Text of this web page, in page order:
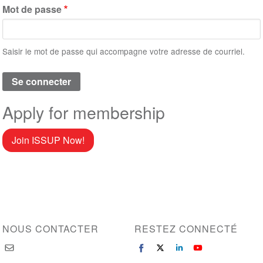
Mot de passe
Saisir le mot de passe qui accompagne votre adresse de courriel.
Apply for membership
Join ISSUP Now!
NOUS CONTACTER RESTEZ CONNECTÉ